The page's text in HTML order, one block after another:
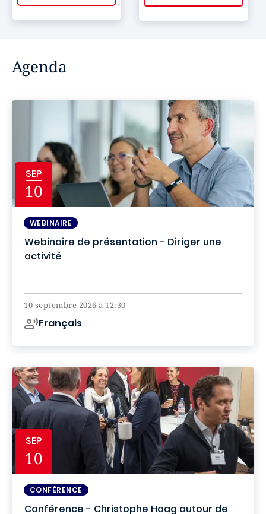
Agenda
SEP
10
WEBINAIRE
Webinaire de présentation - Diriger une
activité
10 septembre 2026 à 12:30
Français
SEP
10
CONFÉRENCE
Conférence - Christophe Haag autour de